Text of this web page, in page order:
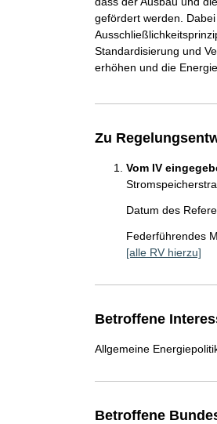
gefördert werden.
Standardisierung und
erhöhen und die
Zu
Vom IV
Datum des
Federführendes
[alle RV hierzu]
Betroffene
Allgemeine
Betroffene